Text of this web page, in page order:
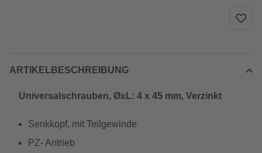
ARTIKELBESCHREIBUNG
Universalschrauben, ØxL: 4 x 45 mm, Verzinkt
Senkkopf, mit Teilgewinde
PZ- Antrieb